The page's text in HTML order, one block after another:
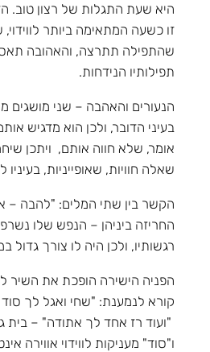
היא שעת התגלות של רצון טוב.
זו כשעה המתאימה ביותר
שהתפילה תתרצה, והאהובה
תפילותיו הנידחות.
הנעורים והאהבה – שני מושגים
בעיני הדובר, ולכן הוא מדגיש
אומר, שלא חווה אותם, ויתכן
שאלה חוויות, שאופייניות, בעיניו
הקשר בין שתי המלים: "להבה –
החריזה ביניהן – הנפש שלו
רגשותיו, ולכן היה לו צורך גדול
הפניה הישירה הופכת את השיר
קורא לנמענת: "שחי ואגל לך סוד
"ועוד רז אחד לך אתודה" – בית
ו"סוד" מעניקות לווידוי אווירה